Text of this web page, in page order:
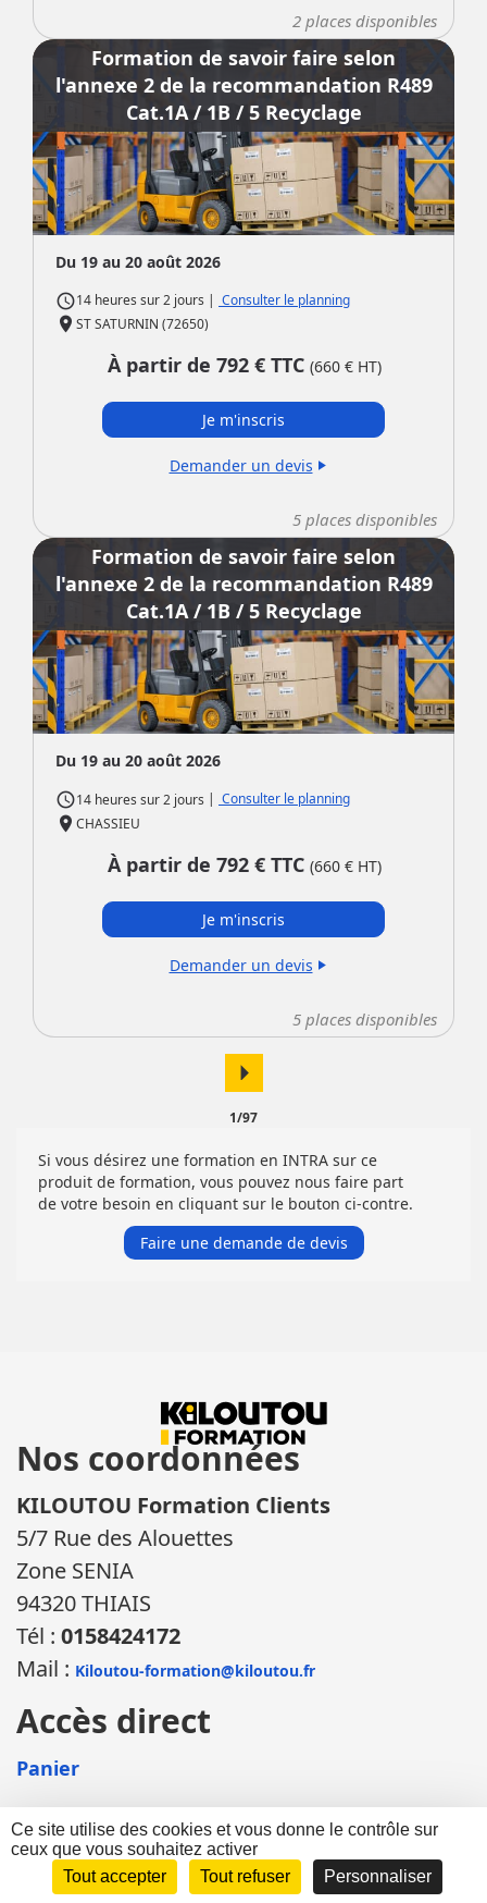
Ce site utilise des cookies et vous donne le contrôle sur
ceux que vous souhaitez activer
Tout accepter
Tout refuser Personnaliser
2 places disponibles
Formation de savoir faire selon
l'annexe 2 de la recommandation R489
Cat.1A / 1B / 5 Recyclage
Du 19 au 20 août 2026
access_time14 heures sur2 jours | Consulter le planning
place ST SATURNIN (72650)
À partir de 792 € TTC (660€ HT)
Je m'inscris
Demander un devis play_arrow
5 places disponibles
Formation de savoir faire selon
l'annexe 2 de la recommandation R489
Cat.1A / 1B / 5 Recyclage
Du 19 au 20 août 2026
access_time14 heures sur2 jours | Consulter le planning
place CHASSIEU
À partir de 792 € TTC (660€ HT)
Je m'inscris
Demander un devis play_arrow
5 places disponibles
arrow_right
1/97
Si vous désirez une formation en INTRA sur ce
produit de formation, vous pouvez nous faire part
de votre besoin en cliquant sur le bouton ci-contre.
Faire une demande de devis
Nos coordonnées
KILOUTOU Formation Clients
5/7 Rue des Alouettes
Zone SENIA
94320 THIAIS
Tél : 0158424172
Mail : Kiloutou-formation@kiloutou.fr
Accès direct
Panier
©KILOUTOU Formation 2026 |Mentions légales
cookies| Site propulsé par WebBiz et réalisé parDEFI Informatique
Consulter lesconditions générales de vente | Mozaïk - vmaster